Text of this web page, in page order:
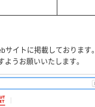
イトに掲載しております。
うお願いいたします。